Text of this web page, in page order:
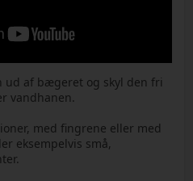
ud af bægeret og skyl den fri
vandhanen.
med fingrene eller med
eksempelvis små,